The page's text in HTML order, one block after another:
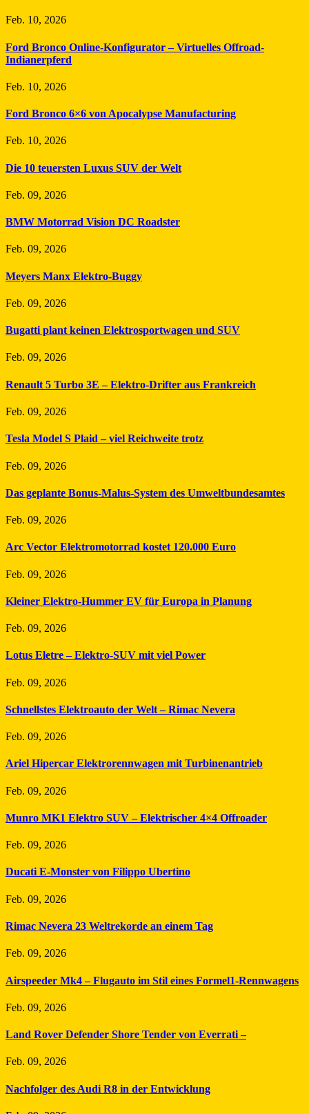
Feb. 10, 2026
Ford Bronco Online-Konfigurator – Virtuelles Offroad-
Indianerpferd
Feb. 10, 2026
Ford Bronco 6×6 von Apocalypse Manufacturing
Feb. 10, 2026
Die 10 teuersten Luxus SUV der Welt
Feb. 09, 2026
BMW Motorrad Vision DC Roadster
Feb. 09, 2026
Meyers Manx Elektro-Buggy
Feb. 09, 2026
Bugatti plant keinen Elektrosportwagen und SUV
Feb. 09, 2026
Renault 5 Turbo 3E – Elektro-Drifter aus Frankreich
Feb. 09, 2026
Tesla Model S Plaid – viel Reichweite trotz
Feb. 09, 2026
Das geplante Bonus-Malus-System des Umweltbundesamtes
Feb. 09, 2026
Arc Vector Elektromotorrad kostet 120.000 Euro
Feb. 09, 2026
Kleiner Elektro-Hummer EV für Europa in Planung
Feb. 09, 2026
Lotus Eletre – Elektro-SUV mit viel Power
Feb. 09, 2026
Schnellstes Elektroauto der Welt – Rimac Nevera
Feb. 09, 2026
Ariel Hipercar Elektrorennwagen mit Turbinenantrieb
Feb. 09, 2026
Munro MK1 Elektro SUV – Elektrischer 4×4 Offroader
Feb. 09, 2026
Ducati E-Monster von Filippo Ubertino
Feb. 09, 2026
Rimac Nevera 23 Weltrekorde an einem Tag
Feb. 09, 2026
Airspeeder Mk4 – Flugauto im Stil eines Formel1-Rennwagens
Feb. 09, 2026
Land Rover Defender Shore Tender von Everrati –
Feb. 09, 2026
Nachfolger des Audi R8 in der Entwicklung